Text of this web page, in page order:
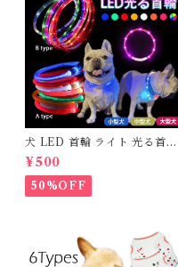
犬 LED 首輪 ライト 光る首輪
USB充電 生活防水 長さ調整可
能 首輪 犬用 ペット カラー ペ
ット用品 軽量 ドッグ用品 フレ
ンチブルドック 大型犬 中型犬
¥500
50%OFF